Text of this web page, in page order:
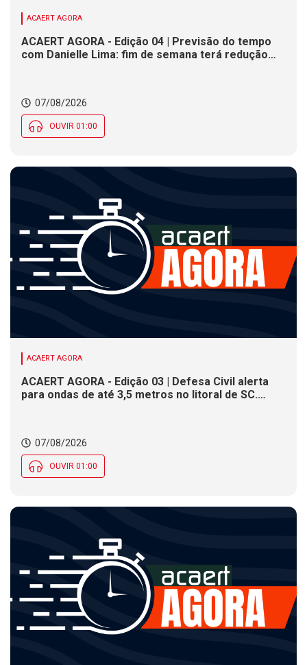
ACAERT AGORA
ACAERT AGORA - Edição 04 | Previsão do tempo
com Danielle Lima: fim de semana terá redução
07/08/2026
OUVIR 01:00
ACAERT AGORA
ACAERT AGORA - Edição 03 | Defesa Civil alerta
para ondas de até 3,5 metros no litoral de SC.
07/08/2026
OUVIR 01:00